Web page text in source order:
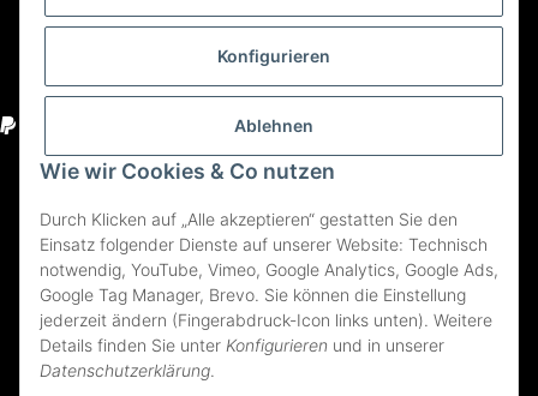
Konfigurieren
Ablehnen
Wie wir Cookies & Co nutzen
Durch Klicken auf „Alle akzeptieren“ gestatten Sie den
Einsatz folgender Dienste auf unserer Website: Technisch
notwendig, YouTube, Vimeo, Google Analytics, Google Ads,
Google Tag Manager, Brevo. Sie können die Einstellung
jederzeit ändern (Fingerabdruck-Icon links unten). Weitere
Details finden Sie unter Konfigurieren und in unserer
Datenschutzerklärung.
FOLGE UNS
AGB und Pflichtinformationen
Bezahlung und Versand
Widerrufsbelehrung
Datenschutzerklärung